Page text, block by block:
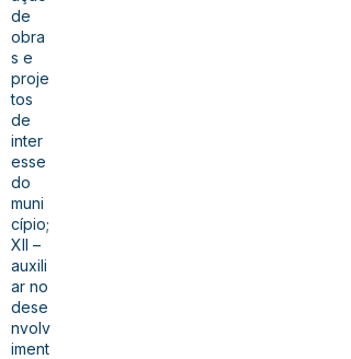
de
obra
s e
proje
tos
de
inter
esse
do
muni
cípio;
XII –
auxili
ar no
dese
nvolv
iment